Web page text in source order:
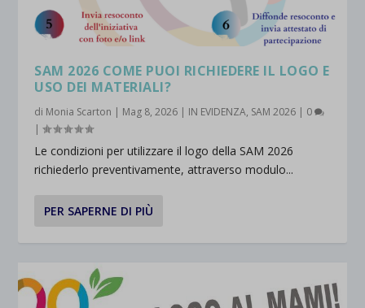
SAM 2026 COME PUOI RICHIEDERE IL LOGO E
USO DEI MATERIALI?
di Monia Scarton | Mag 8, 2026 | IN EVIDENZA, SAM 2026 | 0
|
Le condizioni per utilizzare il logo della SAM 2026
richiederlo preventivamente, attraverso modulo...
PER SAPERNE DI PIÙ